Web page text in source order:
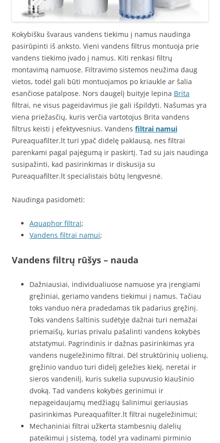
Kokybišku švaraus vandens tiekimu į namus naudinga
pasirūpinti iš anksto. Vieni vandens filtrus montuoja prie
vandens tiekimo įvado į namus. Kiti renkasi filtrų
montavimą namuose. Filtravimo sistemos neužima daug
vietos, todėl gali būti montuojamos po kriaukle ar šalia
esančiose patalpose. Nors daugelį buityje lepina Brita
filtrai, ne visus pageidavimus jie gali išpildyti. Našumas yra
viena priežasčių, kuris verčia vartotojus Brita vandens
filtrus keisti į efektyvesnius. Vandens filtrai namui
Pureaquafilter.lt turi ypač didelę paklausą, nes filtrai
parenkami pagal pajėgumą ir paskirtį. Tad su jais naudinga
susipažinti, kad pasirinkimas ir diskusija su
Pureaquafilter.lt specialistais būtų lengvesnė.
Naudinga pasidomėti:
Aquaphor filtrai;
Vandens filtrai namui;
Vandens filtrų rūšys – nauda
Dažniausiai, individualiuose namuose yra įrengiami
gręžiniai, geriamo vandens tiekimui į namus. Tačiau
toks vanduo nėra pradedamas tik padarius gręžinį.
Toks vandens šaltinis sudėtyje dažnai turi nemažai
priemaišų, kurias privalu pašalinti vandens kokybės
atstatymui. Pagrindinis ir dažnas pasirinkimas yra
vandens nugeležinimo filtrai. Dėl struktūrinių uolienų,
gręžinio vanduo turi didelį geležies kiekį, neretai ir
sieros vandenilį, kuris sukelia supuvusio kiaušinio
dvoką. Tad vandens kokybės gerinimui ir
nepageidaujamų medžiagų šalinimui geriausias
pasirinkimas Pureaquafilter.lt filtrai nugeležinimui;
Mechaniniai filtrai užkerta stambesnių dalelių
pateikimui į sistemą, todėl yra vadinami pirminio